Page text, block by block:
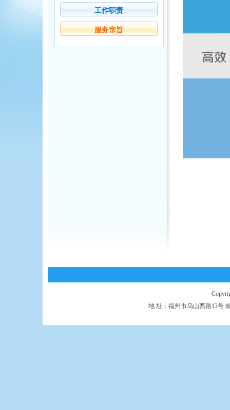
培训项目收费标准公示（2024）002
工作职责
服务宗旨
地 址：福州市乌山西路13号